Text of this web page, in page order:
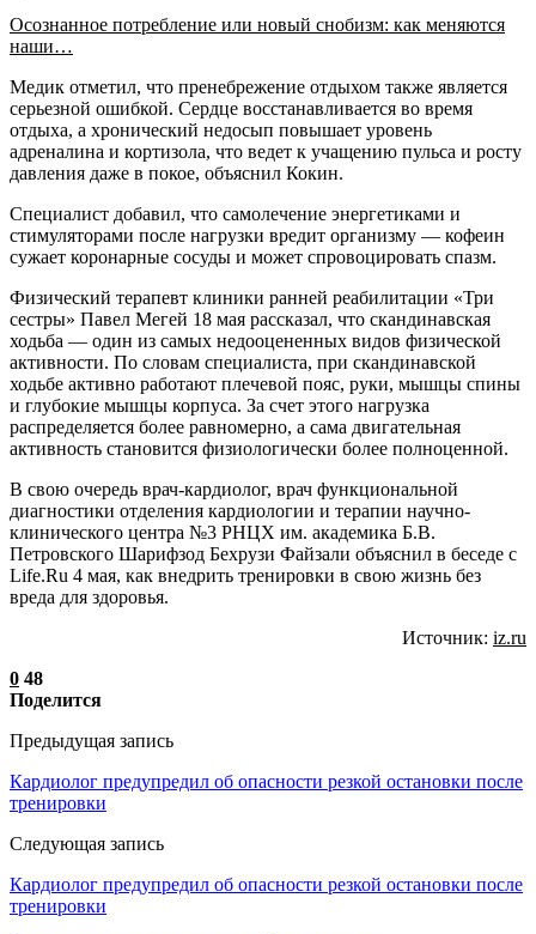
Осознанное потребление или новый снобизм: как меняются
наши…
Медик отметил, что пренебрежение отдыхом также является
серьезной ошибкой. Сердце восстанавливается во время
отдыха, а хронический недосып повышает уровень
адреналина и кортизола, что ведет к учащению пульса и росту
давления даже в покое, объяснил Кокин.
Специалист добавил, что самолечение энергетиками и
стимуляторами после нагрузки вредит организму — кофеин
сужает коронарные сосуды и может спровоцировать спазм.
Физический терапевт клиники ранней реабилитации «Три
сестры» Павел Мегей 18 мая рассказал, что скандинавская
ходьба — один из самых недооцененных видов физической
активности. По словам специалиста, при скандинавской
ходьбе активно работают плечевой пояс, руки, мышцы спины
и глубокие мышцы корпуса. За счет этого нагрузка
распределяется более равномерно, а сама двигательная
активность становится физиологически более полноценной.
В свою очередь врач-кардиолог, врач функциональной
диагностики отделения кардиологии и терапии научно-
клинического центра №3 РНЦХ им. академика Б.В.
Петровского Шарифзод Бехрузи Файзали объяснил в беседе с
Life.Ru 4 мая, как внедрить тренировки в свою жизнь без
вреда для здоровья.
Источник: iz.ru
0 48
Поделится
Предыдущая запись
Кардиолог предупредил об опасности резкой остановки после
тренировки
Следующая запись
Кардиолог предупредил об опасности резкой остановки после
тренировки